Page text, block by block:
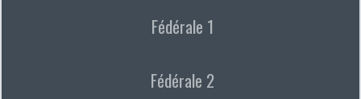
Fédérale 1
Fédérale 2